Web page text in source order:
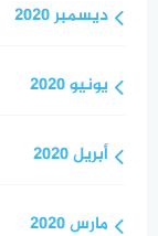
ديسمبر 2020
يونيو 2020
أبريل 2020
مارس 2020